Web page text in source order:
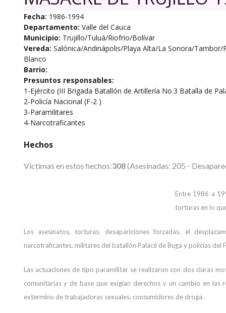
Fecha: 1986-1994
Departamento: Valle del Cauca
Municipio: Trujillo/Tuluá/Riofrío/Bolívar
Vereda: Salónica/Andinápolis/Playa Alta/La Sonora/Tambor/
Blanco
Barrio:
Presuntos responsables:
1-Ejército (III Brigada Batallón de Artillería No.3 Batalla de
2-Policía Nacional (F-2 )
3-Paramilitares
4-Narcotraficantes
Hechos
Víctimas en estos hechos:308(Asesinadas: 205 -
Entre 1986 a
torturas en lo
Los asesinatos, torturas, desapariciones forzadas, el
narcotraficantes, militares del batallón Palacé de Buga y policías del
Las actuaciones de tipo paramilitar se realizaron con dos claras
comunitarias y de base que exigían derechos y un cambio en
extermino de trabajadoras sexuales, consumidores de droga.